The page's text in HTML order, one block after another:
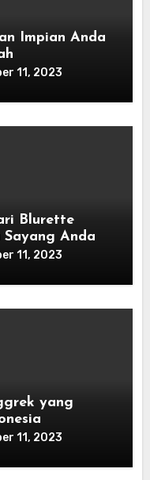
Impian Anda
11, 2023
Blurette
Anda
11, 2023
yang
11, 2023